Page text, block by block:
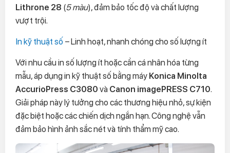
Lithrone 28 (5 màu), đảm bảo tốc độ và chất lượng
vượt trội.
In kỹ thuật số – Linh hoạt, nhanh chóng cho số lượng ít
Với nhu cầu in số lượng ít hoặc cần cá nhân hóa từng
mẫu, áp dụng in kỹ thuật số bằng máy Konica Minolta
AccurioPress C3080 và Canon imagePRESS C710.
Giải pháp này lý tưởng cho các thương hiệu nhỏ, sự kiện
đặc biệt hoặc các chiến dịch ngắn hạn. Công nghệ vẫn
đảm bảo hình ảnh sắc nét và tính thẩm mỹ cao.